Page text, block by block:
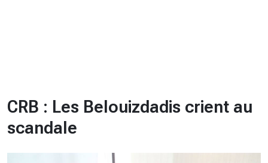
CRB : Les Belouizdadis crient au
scandale